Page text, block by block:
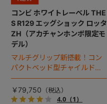
コンビ ホワイトレーベル THE
S R129 エッグショック ロッタ
ZH（アカチャンホンポ限定モ
デル）
マルチグリップ新搭載！コン
パクトベッド型チャイルドシ
ート（2026年モデル）。
￥79,750
4.0（1）